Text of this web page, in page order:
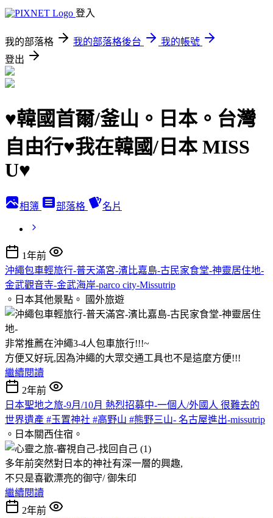
登入
我的部落格 我的部落格後台
我的帳號
登出
♥韓國首爾/釜山。日本。台灣
自由行♥我在韓國/日本 MISS
U♥
相簿 部落格 名片
1年前
沖繩包車輕旅行-普天滿宮-濱比嘉島-古民家食堂-神靈居住地-
金武觀音寺-金武海岸-parco city-Missutrip
。日本其他景點。
國外旅遊
非常推薦在沖繩3-4人包車旅行!!!~
方便又好玩,因為沖繩的大眾交通工具也不是這麼方便!!!
繼續閱讀
2年前
日本聖地之旅-9月/10月 熱烈招募中-一個人/外國人 很難去的
世界遺產 #玉置神社 #高野山 #熊野三山- 名古屋進出-missutrip
。日本關西住宿。
多年前突然對日本的神社有深一層的興趣,
不只是喜歡漂亮的御守/ 御朱印
繼續閱讀
2年前